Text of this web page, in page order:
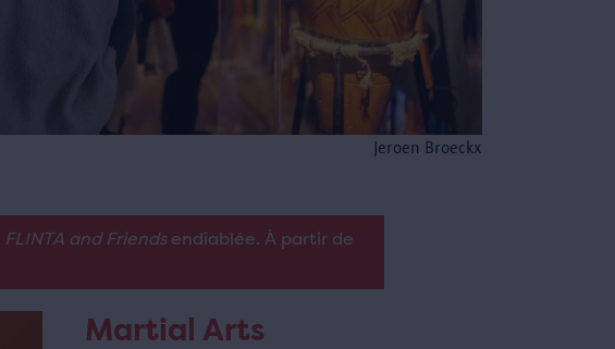
Jeroen Broeckx
FLINTA and Friends endiablée. À partir de
Martial Arts